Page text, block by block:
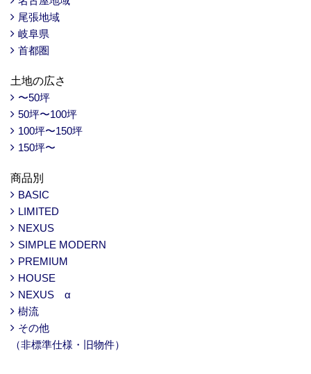
尾張地域
岐阜県
首都圏
土地の広さ
〜50坪
50坪〜100坪
100坪〜150坪
150坪〜
商品別
BASIC
LIMITED
NEXUS
SIMPLE MODERN
PREMIUM
HOUSE
NEXUS α
樹流
その他
（非標準仕様・旧物件）